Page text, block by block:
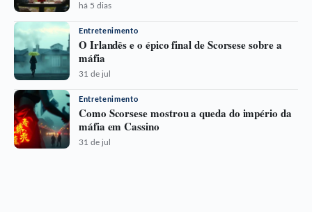
há 5 dias
Entretenimento
O Irlandês e o épico final de Scorsese sobre a
máfia
31 de jul
Entretenimento
Como Scorsese mostrou a queda do império da
máfia em Cassino
31 de jul